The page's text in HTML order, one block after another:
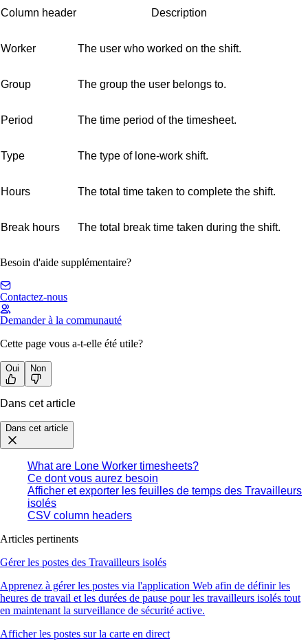
Column header Description
Worker The user who worked on the shift.
Group The group the user belongs to.
Period The time period of the timesheet.
Type The type of lone-work shift.
Hours The total time taken to complete the shift.
Break hours The total break time taken during the shift.
Besoin d'aide supplémentaire?
Contactez-nous
Demander à la communauté
Cette page vous a-t-elle été utile?
Oui Non
Dans cet article
Dans cet article
What are Lone Worker timesheets?
Ce dont vous aurez besoin
Afficher et exporter les feuilles de temps des Travailleurs
isolés
CSV column headers
Articles pertinents
Gérer les postes des Travailleurs isolés
Apprenez à gérer les postes via l'application Web afin de définir les
heures de travail et les durées de pause pour les travailleurs isolés tout
en maintenant la surveillance de sécurité active.
Afficher les postes sur la carte en direct